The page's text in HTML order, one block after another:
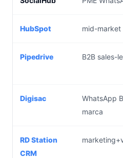
HubSpot mid-market
Pipedrive B2B sales-
Digisac
WhatsApp
marca
RD Station
CRM